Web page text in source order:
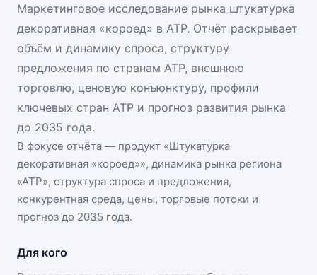
Маркетинговое исследование рынка штукатурка
декоративная «короед» в АТР. Отчёт раскрывает
объём и динамику спроса, структуру
предложения по странам АТР, внешнюю
торговлю, ценовую конъюнктуру, профили
ключевых стран АТР и прогноз развития рынка
до 2035 года.
В фокусе отчёта — продукт «Штукатурка
декоративная «короед»», динамика рынка региона
«АТР», структура спроса и предложения,
конкурентная среда, цены, торговые потоки и
прогноз до 2035 года.
Для кого